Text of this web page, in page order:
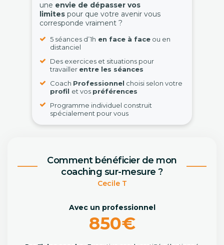
une envie de dépasser vos
limites pour que votre avenir vous
corresponde vraiment ?
5 séances d’1h en face à face ou en
distanciel
Des exercices et situations pour
travailler entre les séances
Coach Professionnel choisi selon votre
profil et vos préférences
Programme individuel construit
spécialement pour vous
Comment bénéficier de mon
coaching sur-mesure ?
Cecile T
Avec un professionnel
850€